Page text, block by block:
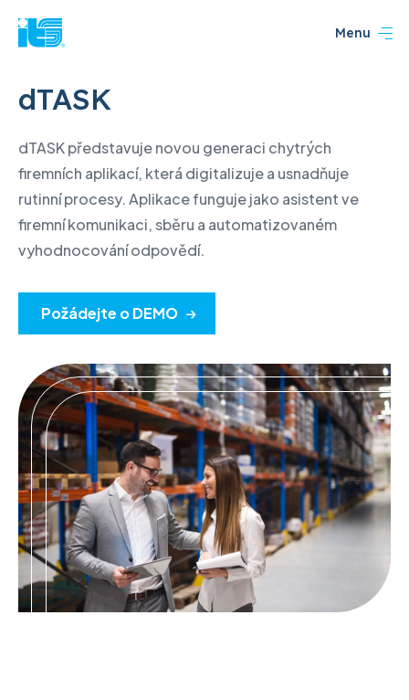
Menu
dTASK
dTASK představuje novou generaci chytrých
firemních aplikací, která digitalizuje a usnadňuje
rutinní procesy. Aplikace funguje jako asistent ve
firemní komunikaci, sběru a automatizovaném
vyhodnocování odpovědí.
Požádejte o DEMO